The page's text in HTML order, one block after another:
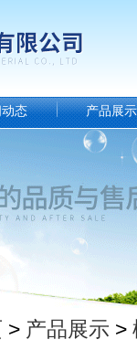
态 产品展示
> 产品展示 >